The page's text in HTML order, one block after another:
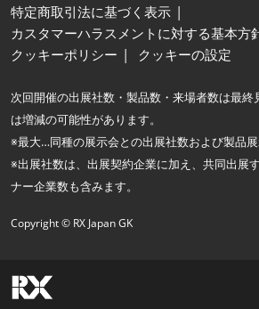
特定商取引法に基づく表示
カスタマーハラスメントに対する基本方
クッキーポリシー
クッキーの設定
次回開催の出展社数・製品数・来場者数は最終
は増減の可能性があります。
※最大…同種の展示会との出展社数および製品展
※出展社数は、出展契約企業に加え、共同出展
ナー企業数も含みます。
Copyright © RX Japan GK